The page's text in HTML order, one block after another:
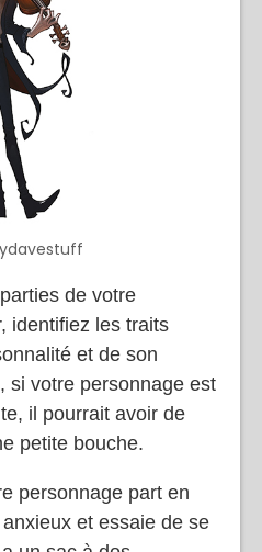
de votre
identifiez les traits
et de son
si votre personnage est
il pourrait avoir de
petite bouche.
personnage part en
et essaie de se